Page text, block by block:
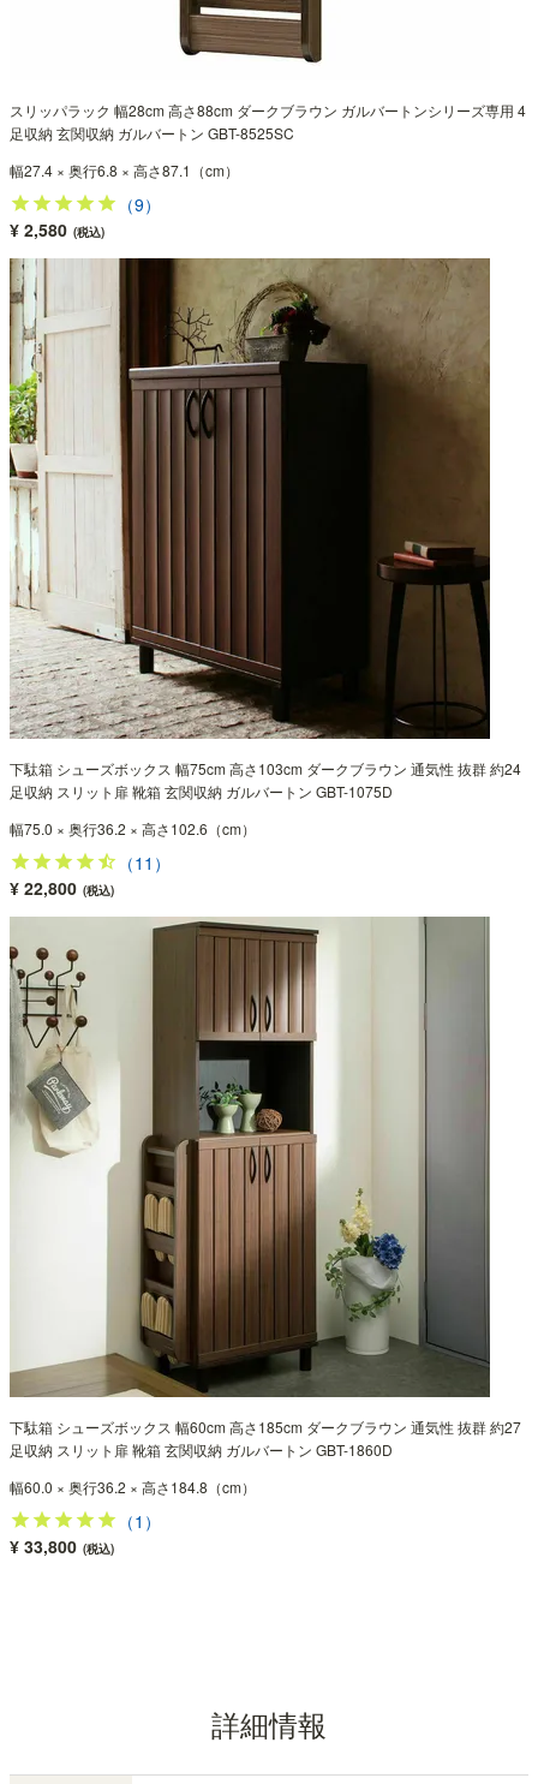
スリッパラック 幅28cm 高さ88cm ダークブラウン ガルバートンシリーズ専用 4
足収納 玄関収納 ガルバートン GBT-8525SC
幅27.4 × 奥行6.8 × 高さ87.1（cm）
（9）
¥ 2,580 (税込)
下駄箱 シューズボックス 幅75cm 高さ103cm ダークブラウン 通気性 抜群 約24
足収納 スリット扉 靴箱 玄関収納 ガルバートン GBT-1075D
幅75.0 × 奥行36.2 × 高さ102.6（cm）
（11）
¥ 22,800 (税込)
下駄箱 シューズボックス 幅60cm 高さ185cm ダークブラウン 通気性 抜群 約27
足収納 スリット扉 靴箱 玄関収納 ガルバートン GBT-1860D
幅60.0 × 奥行36.2 × 高さ184.8（cm）
（1）
¥ 33,800 (税込)
詳細情報